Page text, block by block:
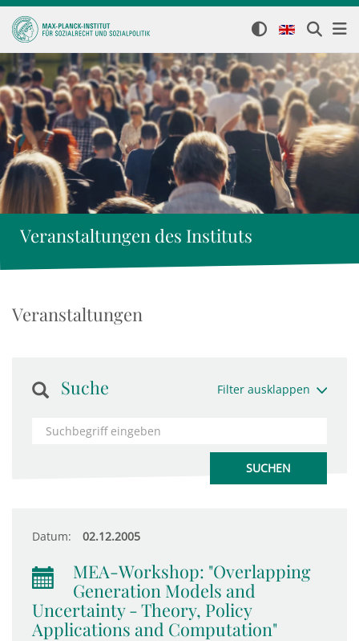
Veranstaltungen des Instituts
Veranstaltungen
Suche Filter ausklappen
Datum: 02.12.2005
MEA-Workshop: "Overlapping
Generation Models and
Uncertainty - Theory, Policy
Applications and Computation"